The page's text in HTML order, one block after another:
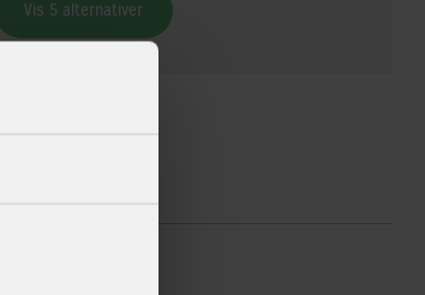
Vis 5 alternativer